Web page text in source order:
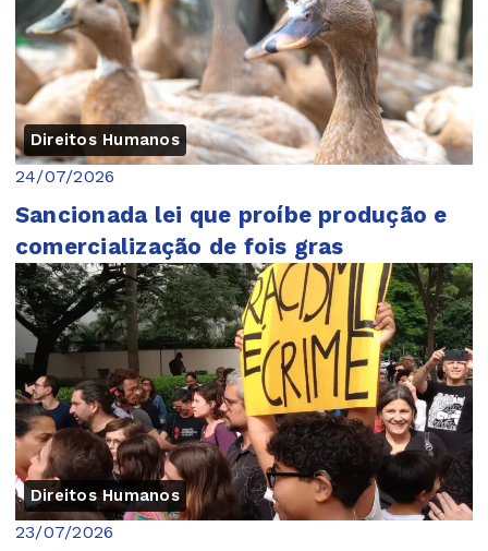
Direitos Humanos
24/07/2026
Sancionada lei que proíbe produção e
comercialização de fois gras
Direitos Humanos
23/07/2026